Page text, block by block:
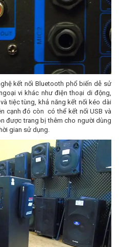
kết nối Bluetooth phổ biến dễ sử
vi khác như điện thoại di động,
tiệc tùng, khả năng kết nối kéo dài
cạnh đó còn có thể kết nối USB và
được trang bị thêm cho người dùng
gian sử dụng.